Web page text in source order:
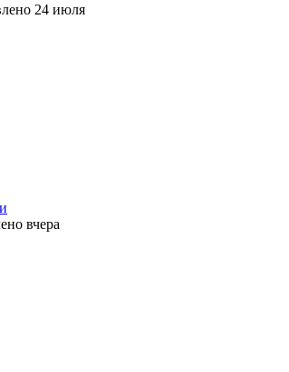
24 июля
вчера